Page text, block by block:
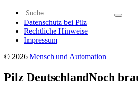
Daten­schutz bei Pilz
Recht­liche Hinweise
Impressum
© 2026 Mensch und Automation
Pilz Deutsch­landNoch